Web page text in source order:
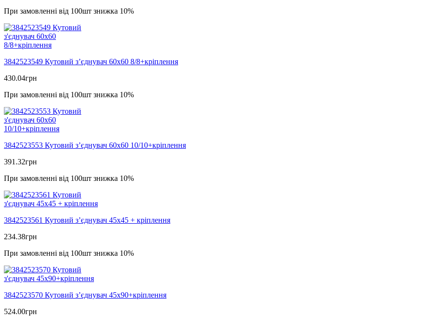
При замовленні від 100шт знижка 10%
3842523549 Кутовий з’єднувач 60х60 8/8+кріплення
430.04грн
При замовленні від 100шт знижка 10%
3842523553 Кутовий з’єднувач 60х60 10/10+кріплення
391.32грн
При замовленні від 100шт знижка 10%
3842523561 Кутовий з’єднувач 45х45 + кріплення
234.38грн
При замовленні від 100шт знижка 10%
3842523570 Кутовий з’єднувач 45х90+кріплення
524.00грн